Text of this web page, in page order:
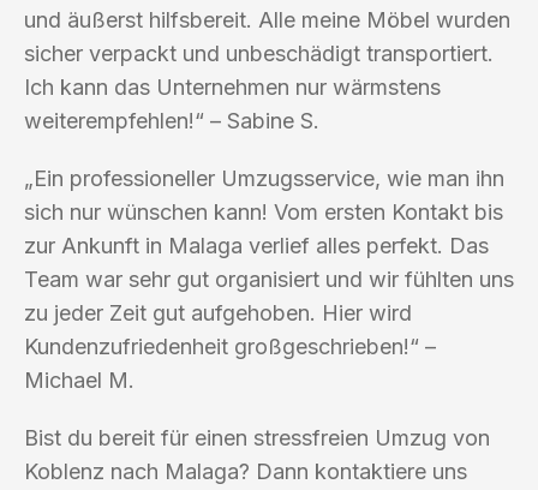
und äußerst hilfsbereit. Alle meine Möbel wurden
sicher verpackt und unbeschädigt transportiert.
Ich kann das Unternehmen nur wärmstens
weiterempfehlen!“ – Sabine S.
„Ein professioneller Umzugsservice, wie man ihn
sich nur wünschen kann! Vom ersten Kontakt bis
zur Ankunft in Malaga verlief alles perfekt. Das
Team war sehr gut organisiert und wir fühlten uns
zu jeder Zeit gut aufgehoben. Hier wird
Kundenzufriedenheit großgeschrieben!“ –
Michael M.
Bist du bereit für einen stressfreien Umzug von
Koblenz nach Malaga? Dann kontaktiere uns